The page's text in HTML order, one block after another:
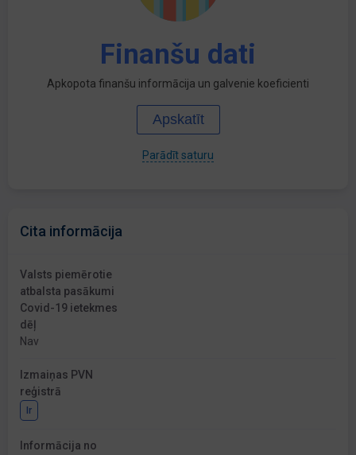
Finanšu dati
Apkopota finanšu informācija un galvenie koeficienti
Apskatīt
Parādīt saturu
Cita informācija
Valsts piemērotie
atbalsta pasākumi
Covid-19 ietekmes
dēļ
Nav
Izmaiņas PVN
reģistrā
Ir
Informācija no